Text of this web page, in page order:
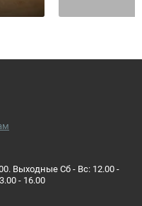
Выходные Сб - Вс: 12.00 -
- 16.00